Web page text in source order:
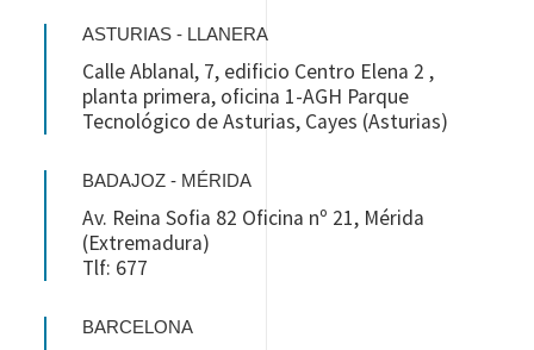
ASTURIAS - LLANERA
Calle Ablanal, 7, edificio Centro Elena 2 ,
planta primera, oficina 1-AGH Parque
Tecnológico de Asturias, Cayes (Asturias)
BADAJOZ - MÉRIDA
Av. Reina Sofia 82 Oficina nº 21, Mérida
(Extremadura)
Tlf: 677
BARCELONA